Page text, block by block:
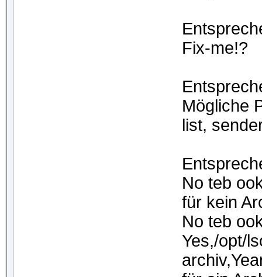
Fix-me!?
Mögliche
list,
No teb
für kein
No teb
Yes,/opt/